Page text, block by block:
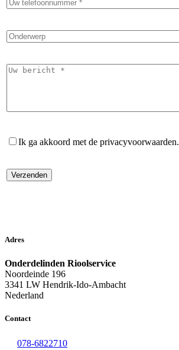
Ik ga akkoord met de privacyvoorwaarden.
Adres
Onderdelinden Rioolservice
Noordeinde 196
3341 LW Hendrik-Ido-Ambacht
Nederland
Contact
078-6822710